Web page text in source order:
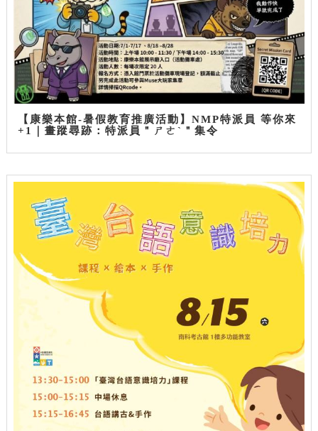
【康樂本館-暑假教育推廣活動】NMP特派員 等你來
+1｜畫蹤尋跡：特派員＂ㄕㄜˋ＂集令